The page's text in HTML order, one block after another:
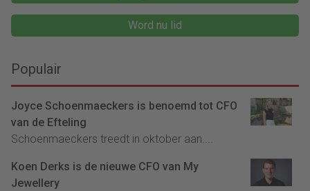
Word nu lid
Populair
Joyce Schoenmaeckers is benoemd tot CFO
van de Efteling
Schoenmaeckers treedt in oktober aan....
Koen Derks is de nieuwe CFO van My
Jewellery